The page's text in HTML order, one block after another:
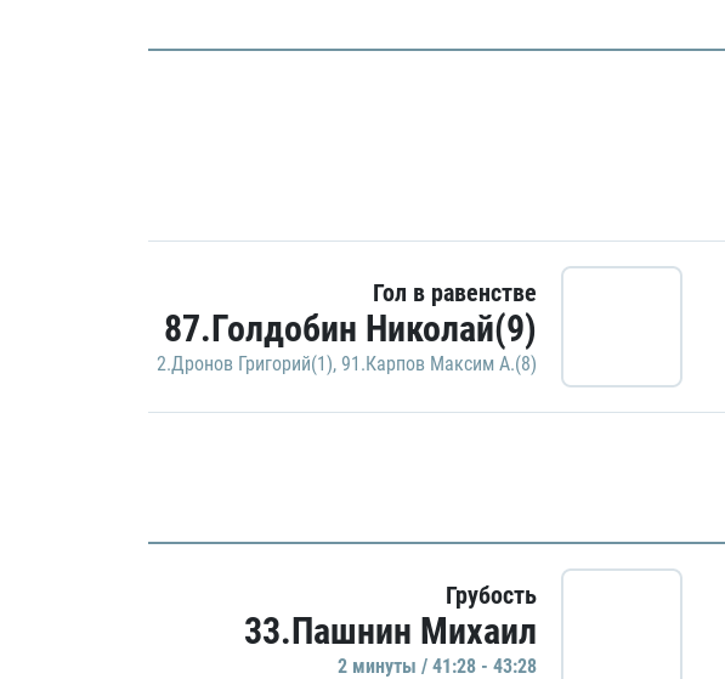
Гол в равенстве
87.Голдобин Николай(9)
2.Дронов Григорий(1), 91.Карпов Максим А.(8)
Грубость
33.Пашнин Михаил
2 минуты / 41:28 - 43:28